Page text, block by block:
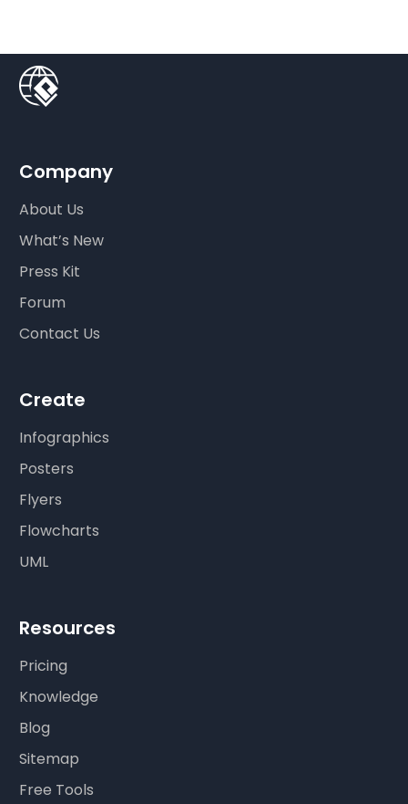
Company
About Us
What’s New
Press Kit
Forum
Contact Us
Create
Infographics
Posters
Flyers
Flowcharts
UML
Resources
Pricing
Knowledge
Blog
Sitemap
Free Tools